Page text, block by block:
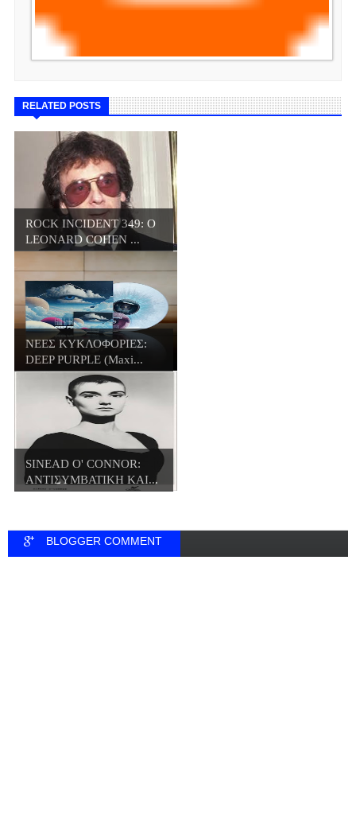
RELATED POSTS
ROCK INCIDENT 349: O
LEONARD COHEN ...
ΝΕΕΣ ΚΥΚΛΟΦΟΡΙΕΣ:
DEEP PURPLE (Maxi...
SINEAD O' CONNOR:
ΑΝΤΙΣΥΜΒΑΤΙΚΗ ΚΑΙ...
BLOGGER COMMENT